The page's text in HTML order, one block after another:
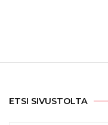
ETSI SIVUSTOLTA